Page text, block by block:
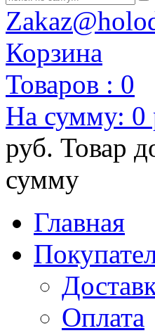
Корзина
Товаров : 0
На сумму: 0
руб. Товар
сумму
Главная
Оплата